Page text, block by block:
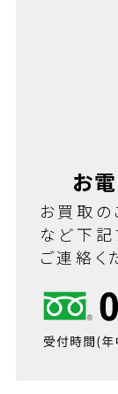
お
お買取の
など下記
ご連絡く